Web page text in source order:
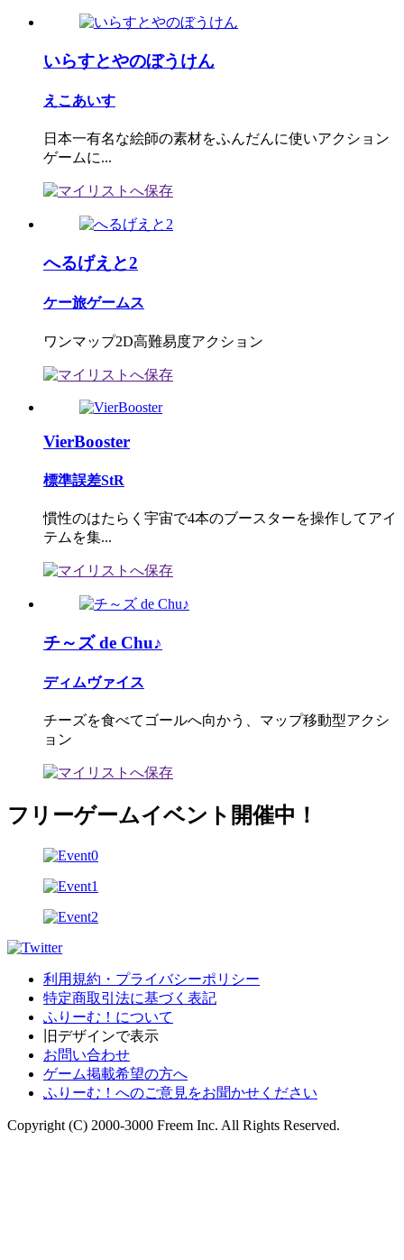
いらすとやのぼうけん
えこあいす
日本一有名な絵師の素材をふんだんに使いアクション
ゲームに...
へるげえと2
ケー旅ゲームス
ワンマップ2D高難易度アクション
VierBooster
標準誤差StR
慣性のはたらく宇宙で4本のブースターを操作してアイ
テムを集...
チ～ズ de Chu♪
ディムヴァイス
チーズを食べてゴールへ向かう、マップ移動型アクシ
ョン
フリーゲームイベント開催中！
利用規約・プライバシーポリシー
特定商取引法に基づく表記
ふりーむ！について
旧デザインで表示
お問い合わせ
ゲーム掲載希望の方へ
ふりーむ！へのご意見をお聞かせください
Copyright (C) 2000-3000 Freem Inc. All Rights Reserved.